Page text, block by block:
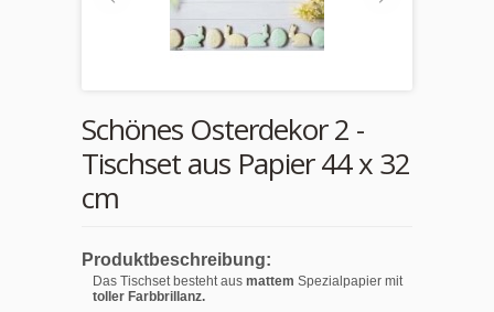
Schönes Osterdekor 2 -
Tischset aus Papier 44 x 32
cm
Produktbeschreibung:
Das Tischset besteht aus mattem Spezialpapier mit
toller Farbbrillanz.